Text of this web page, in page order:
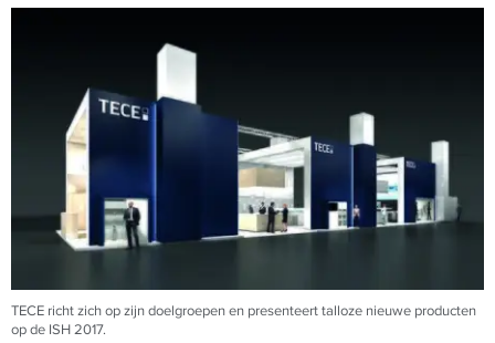
TECE richt zich op zijn doelgroepen en presenteert talloze nieuwe producten
op de ISH 2017.